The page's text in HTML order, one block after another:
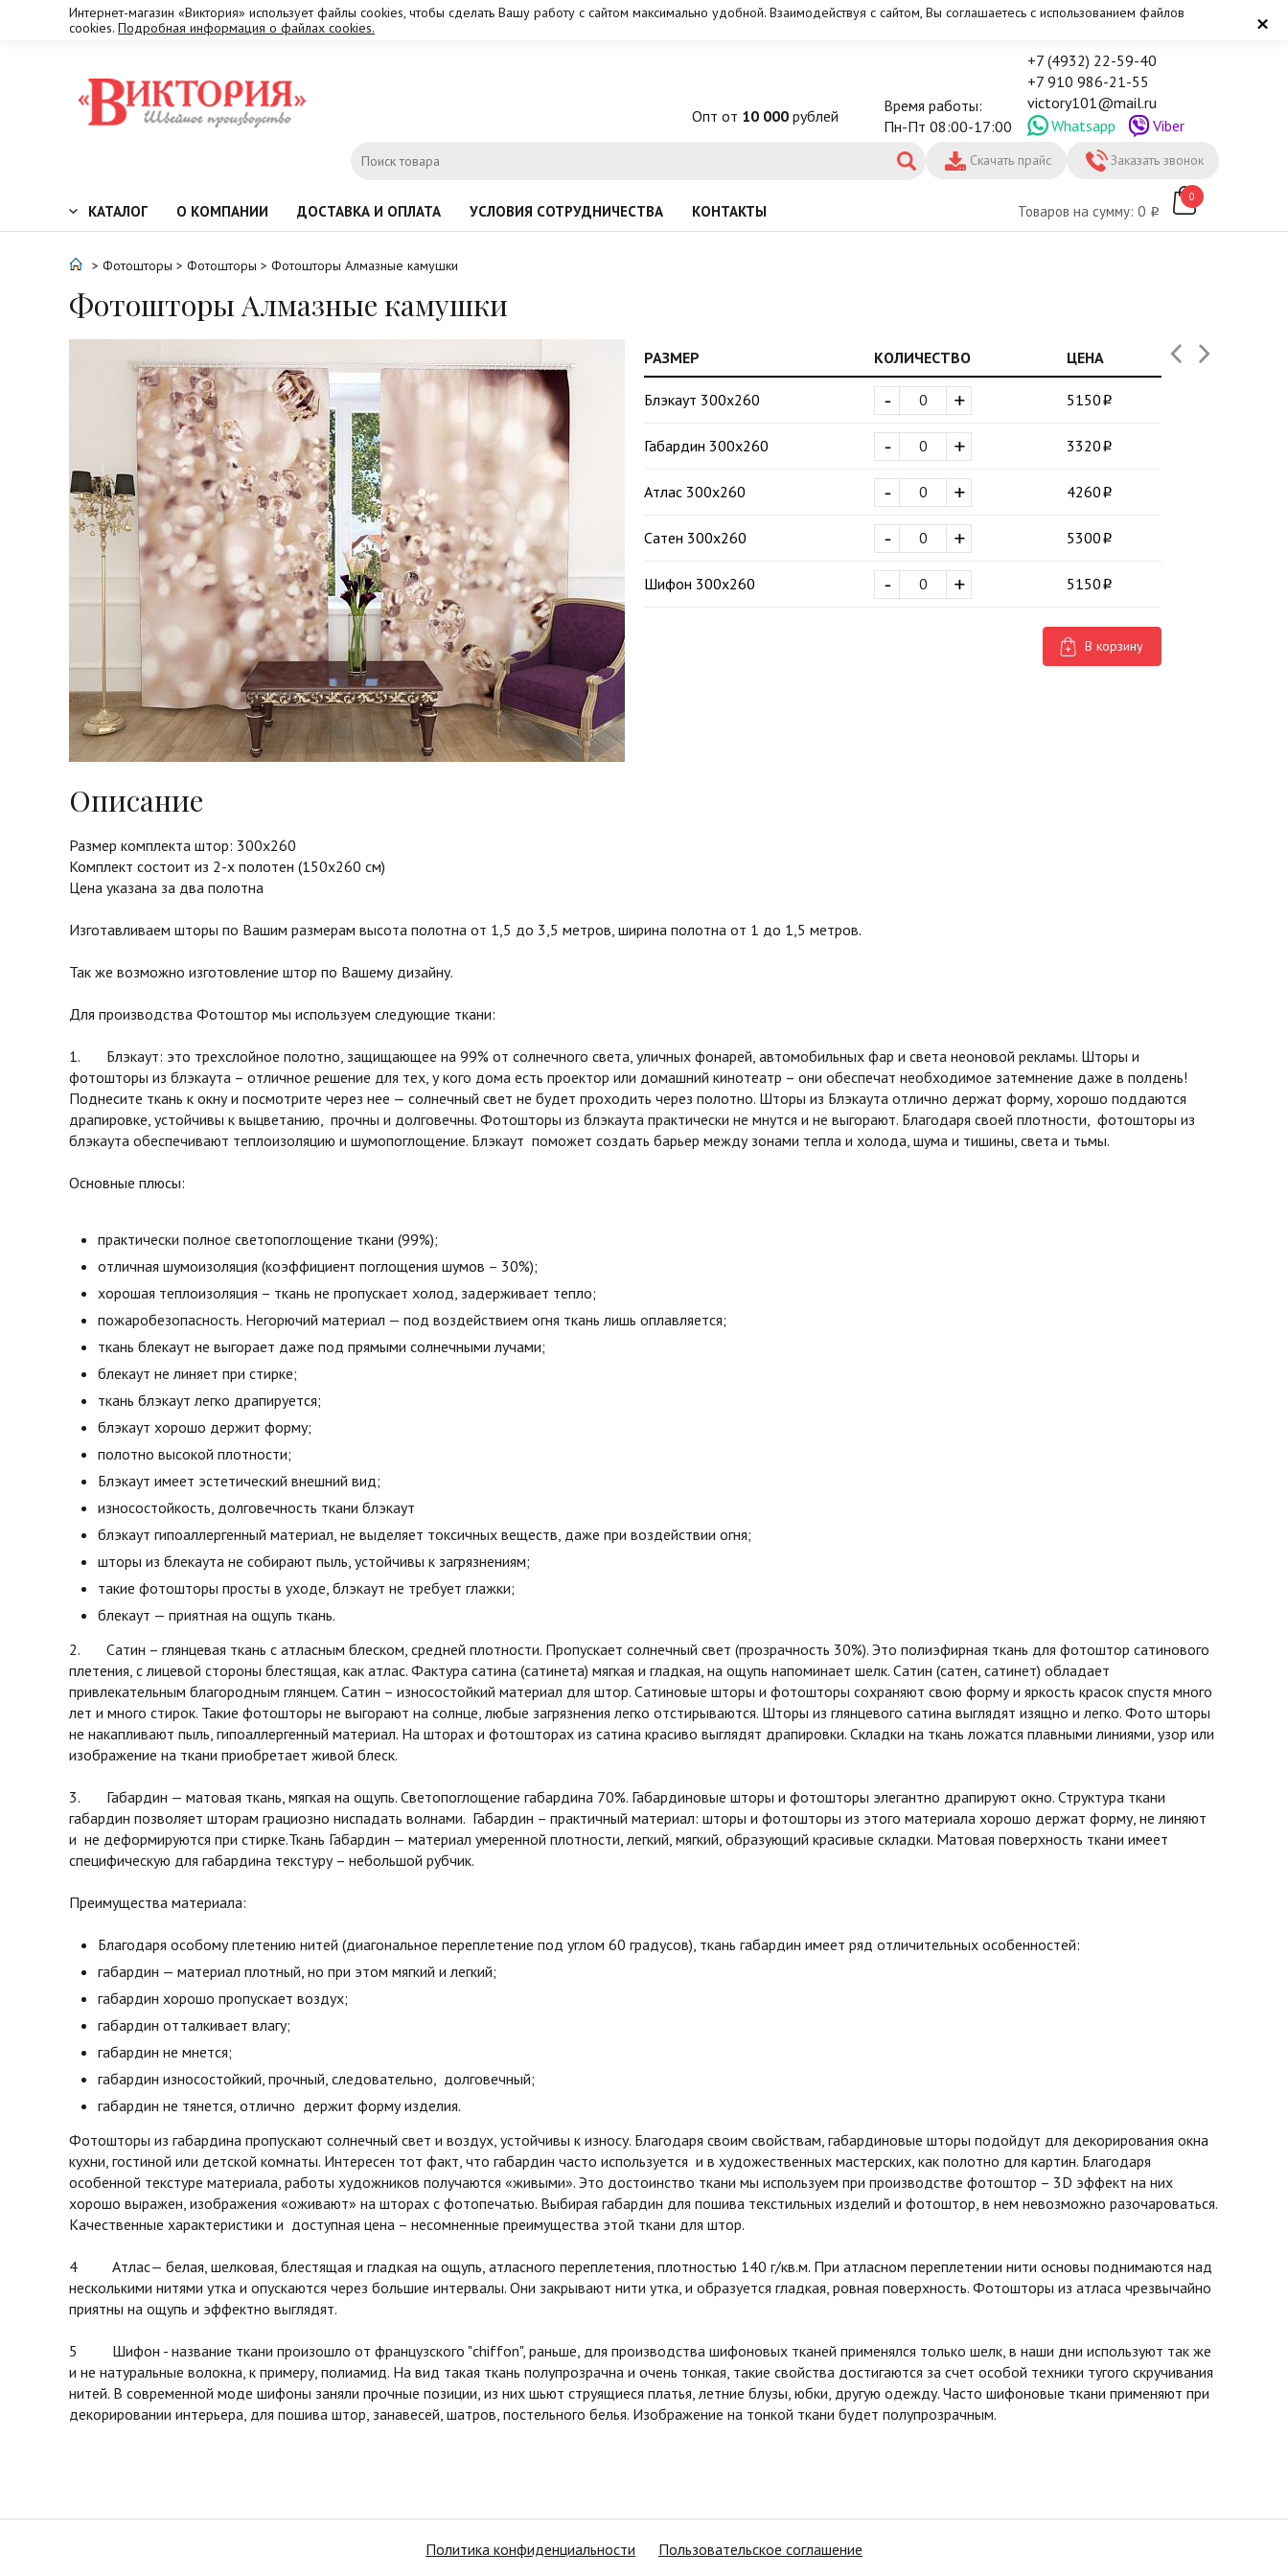
×
Интернет-магазин «Виктория» использует файлы cookies, чтобы сделать Вашу работу с сайтом максимально удобной. Взаимодействуя с сайтом, Вы соглашаетесь с использованием файлов
cookies. Подробная информация о файлах cookies.
Опт от 10 000 рублей
Время работы:
Пн-Пт 08:00-17:00
+7 (4932) 22-59-40
+7 910 986-21-55
victory101@mail.ru
Whatsapp
Viber
Заказать звонок
Скачать прайс
КАТАЛОГ О КОМПАНИИ ДОСТАВКА И ОПЛАТА УСЛОВИЯ СОТРУДНИЧЕСТВА КОНТАКТЫ Товаров на сумму: 0
0
> Фотошторы > Фотошторы > Фотошторы Алмазные камушки
Фотошторы Алмазные камушки
РАЗМЕР КОЛИЧЕСТВО ЦЕНА
Блэкаут 300х260 +
- 5150
Габардин 300х260 +
- 3320
Атлас 300х260 +
- 4260
Сатен 300х260 +
- 5300
Шифон 300х260 +
- 5150
В корзину
Описание
Размер комплекта штор: 300х260
Комплект состоит из 2-х полотен (150х260 см)
Цена указана за два полотна
Изготавливаем шторы по Вашим размерам высота полотна от 1,5 до 3,5 метров, ширина полотна от 1 до 1,5 метров.
Так же возможно изготовление штор по Вашему дизайну.
Для производства Фотоштор мы используем следующие ткани:
1. Блэкаут: это трехслойное полотно, защищающее на 99% от солнечного света, уличных фонарей, автомобильных фар и света неоновой рекламы. Шторы и
фотошторы из блэкаута – отличное решение для тех, у кого дома есть проектор или домашний кинотеатр – они обеспечат необходимое затемнение даже в полдень!
Поднесите ткань к окну и посмотрите через нее — солнечный свет не будет проходить через полотно. Шторы из Блэкаута отлично держат форму, хорошо поддаются
драпировке, устойчивы к выцветанию, прочны и долговечны. Фотошторы из блэкаута практически не мнутся и не выгорают. Благодаря своей плотности, фотошторы из
блэкаута обеспечивают теплоизоляцию и шумопоглощение. Блэкаут поможет создать барьер между зонами тепла и холода, шума и тишины, света и тьмы.
Основные плюсы:
практически полное светопоглощение ткани (99%);
отличная шумоизоляция (коэффициент поглощения шумов – 30%);
хорошая теплоизоляция – ткань не пропускает холод, задерживает тепло;
пожаробезопасность. Негорючий материал — под воздействием огня ткань лишь оплавляется;
ткань блекаут не выгорает даже под прямыми солнечными лучами;
блекаут не линяет при стирке;
ткань блэкаут легко драпируется;
блэкаут хорошо держит форму;
полотно высокой плотности;
Блэкаут имеет эстетический внешний вид;
износостойкость, долговечность ткани блэкаут
блэкаут гипоаллергенный материал, не выделяет токсичных веществ, даже при воздействии огня;
шторы из блекаута не собирают пыль, устойчивы к загрязнениям;
такие фотошторы просты в уходе, блэкаут не требует глажки;
блекаут — приятная на ощупь ткань.
2. Сатин – глянцевая ткань с атласным блеском, средней плотности. Пропускает солнечный свет (прозрачность 30%). Это полиэфирная ткань для фотоштор сатинового
плетения, с лицевой стороны блестящая, как атлас. Фактура сатина (сатинета) мягкая и гладкая, на ощупь напоминает шелк. Сатин (сатен, сатинет) обладает
привлекательным благородным глянцем. Сатин – износостойкий материал для штор. Сатиновые шторы и фотошторы сохраняют свою форму и яркость красок спустя много
лет и много стирок. Такие фотошторы не выгорают на солнце, любые загрязнения легко отстирываются. Шторы из глянцевого сатина выглядят изящно и легко. Фото шторы
не накапливают пыль, гипоаллергенный материал. На шторах и фотошторах из сатина красиво выглядят драпировки. Складки на ткань ложатся плавными линиями, узор или
изображение на ткани приобретает живой блеск.
3. Габардин — матовая ткань, мягкая на ощупь. Светопоглощение габардина 70%. Габардиновые шторы и фотошторы элегантно драпируют окно. Структура ткани
габардин позволяет шторам грациозно ниспадать волнами. Габардин – практичный материал: шторы и фотошторы из этого материала хорошо держат форму, не линяют
и не деформируются при стирке.Ткань Габардин — материал умеренной плотности, легкий, мягкий, образующий красивые складки. Матовая поверхность ткани имеет
специфическую для габардина текстуру – небольшой рубчик.
Преимущества материала:
Благодаря особому плетению нитей (диагональное переплетение под углом 60 градусов), ткань габардин имеет ряд отличительных особенностей:
габардин — материал плотный, но при этом мягкий и легкий;
габардин хорошо пропускает воздух;
габардин отталкивает влагу;
габардин не мнется;
габардин износостойкий, прочный, следовательно, долговечный;
габардин не тянется, отлично держит форму изделия.
Фотошторы из габардина пропускают солнечный свет и воздух, устойчивы к износу. Благодаря своим свойствам, габардиновые шторы подойдут для декорирования окна
кухни, гостиной или детской комнаты. Интересен тот факт, что габардин часто используется и в художественных мастерских, как полотно для картин. Благодаря
особенной текстуре материала, работы художников получаются «живыми». Это достоинство ткани мы используем при производстве фотоштор – 3D эффект на них
хорошо выражен, изображения «оживают» на шторах с фотопечатью. Выбирая габардин для пошива текстильных изделий и фотоштор, в нем невозможно разочароваться.
Качественные характеристики и доступная цена – несомненные преимущества этой ткани для штор.
4 Атлас— белая, шелковая, блестящая и гладкая на ощупь, атласного переплетения, плотностью 140 г/кв.м. При атласном переплетении нити основы поднимаются над
несколькими нитями утка и опускаются через большие интервалы. Они закрывают нити утка, и образуется гладкая, ровная поверхность. Фотошторы из атласа чрезвычайно
приятны на ощупь и эффектно выглядят.
5 Шифон - название ткани произошло от французского "chiffon", раньше, для производства шифоновых тканей применялся только шелк, в наши дни используют так же
и не натуральные волокна, к примеру, полиамид. На вид такая ткань полупрозрачна и очень тонкая, такие свойства достигаются за счет особой техники тугого скручивания
нитей. В современной моде шифоны заняли прочные позиции, из них шьют струящиеся платья, летние блузы, юбки, другую одежду. Часто шифоновые ткани применяют при
декорировании интерьера, для пошива штор, занавесей, шатров, постельного белья. Изображение на тонкой ткани будет полупрозрачным.
Политика конфиденциальности Пользовательское соглашение